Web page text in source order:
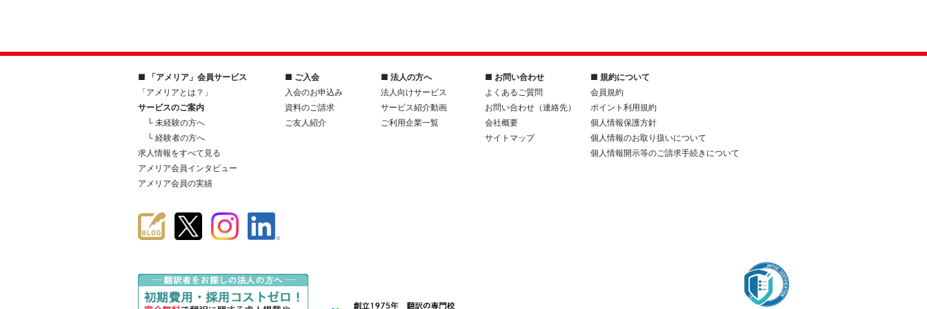
■ 「アメリア」会員サービス
「アメリアとは？」
サービスのご案内
└ 未経験の方へ
└ 経験者の方へ
求人情報をすべて見る
アメリア会員インタビュー
アメリア会員の実績
■ ご入会
入会のお申込み
資料のご請求
ご友人紹介
■ 法人の方へ
法人向けサービス
サービス紹介動画
ご利用企業一覧
■ お問い合わせ
よくあるご質問
お問い合わせ（連絡先）
会社概要
サイトマップ
■ 規約について
会員規約
ポイント利用規約
個人情報保護方針
個人情報のお取り扱いについて
個人情報開示等のご請求手続きについて